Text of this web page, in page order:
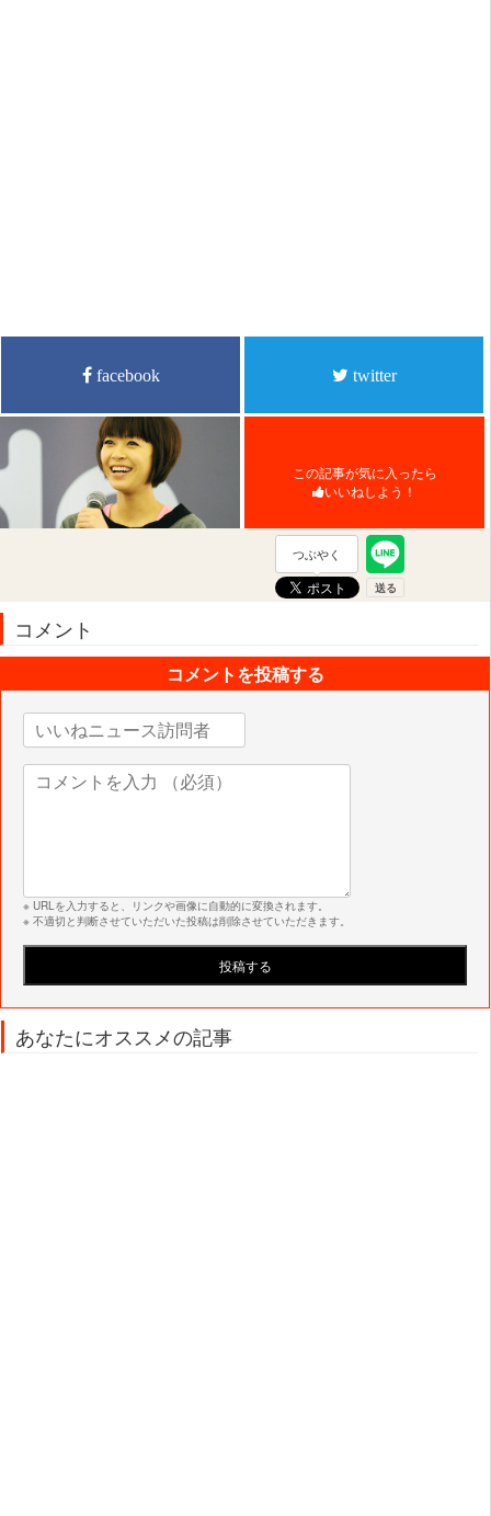
facebook twitter
この記事が気に入ったら
いいねしよう！
つぶやく
コメント
コメントを投稿する
※ URLを入力すると、リンクや画像に自動的に変換されます。
※ 不適切と判断させていただいた投稿は削除させていただきます。
あなたにオススメの記事